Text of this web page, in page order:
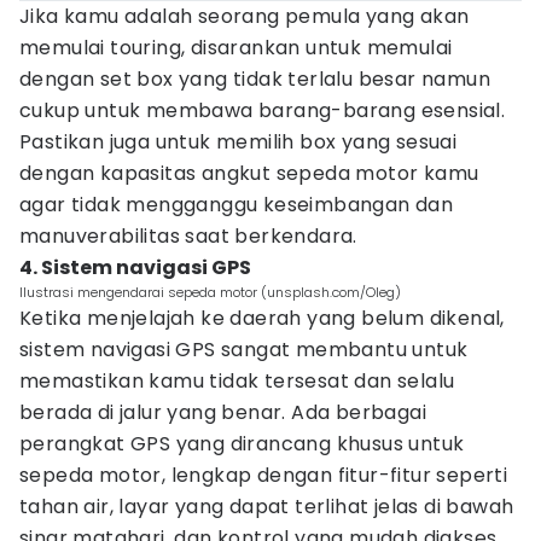
Jika kamu adalah seorang pemula yang akan
memulai touring, disarankan untuk memulai
dengan set box yang tidak terlalu besar namun
cukup untuk membawa barang-barang esensial.
Pastikan juga untuk memilih box yang sesuai
dengan kapasitas angkut sepeda motor kamu
agar tidak mengganggu keseimbangan dan
manuverabilitas saat berkendara.
4. Sistem navigasi GPS
Ilustrasi mengendarai sepeda motor (unsplash.com/Oleg)
Ketika menjelajah ke daerah yang belum dikenal,
sistem navigasi GPS sangat membantu untuk
memastikan kamu tidak tersesat dan selalu
berada di jalur yang benar. Ada berbagai
perangkat GPS yang dirancang khusus untuk
sepeda motor, lengkap dengan fitur-fitur seperti
tahan air, layar yang dapat terlihat jelas di bawah